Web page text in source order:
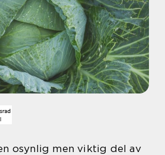
osynlig men viktig del av